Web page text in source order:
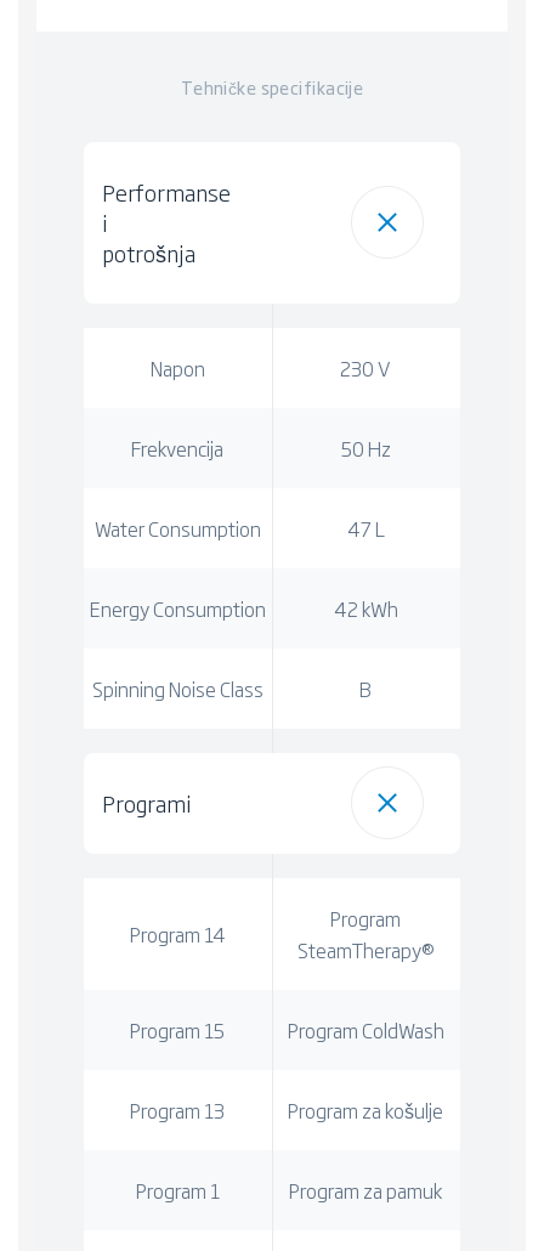
Tehničke specifikacije
Performanse
i
potrošnja
Napon 230 V
Frekvencija 50 Hz
Water Consumption 47 L
Energy Consumption 42 kWh
Spinning Noise Class B
Programi
Program 14
Program
SteamTherapy®
Program 15 Program ColdWash
Program 13 Program za košulje
Program 1 Program za pamuk